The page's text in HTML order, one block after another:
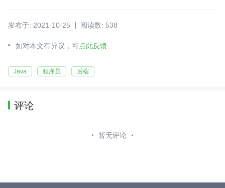
发布于: 2021-10-25 阅读数: 538
如对本文有异议，可点此反馈
Java 程序员 后端
评论
暂无评论